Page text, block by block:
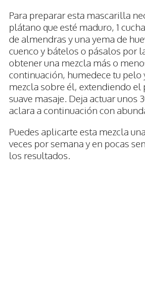
Para preparar esta mascarilla
plátano que esté maduro, 1
de almendras y una yema de
cuenco y bátelos o pásalos por
obtener una mezcla más o
continuación, humedece tu pelo
mezcla sobre él, extendiendo el
suave masaje. Deja actuar unos
aclara a continuación con
Puedes aplicarte esta mezcla
veces por semana y en pocas
los resultados.